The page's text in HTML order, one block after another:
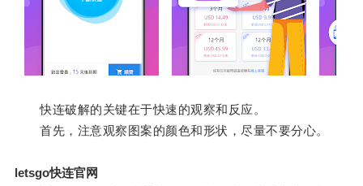
快连破解的关键在于快速的观察和反应。
首先，注意观察图案的颜色和形状，尽量不要分心。
letsgo快连官网